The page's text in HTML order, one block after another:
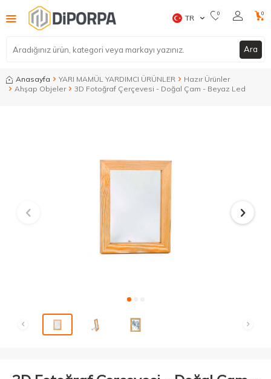
Ara
TR 0 0
Anasayfa YARI MAMÜL YARDIMCI ÜRÜNLER
Hazır Ürünler
Ahşap Objeler
3D Fotoğraf Çerçevesi - Doğal Çam - Beyaz Led